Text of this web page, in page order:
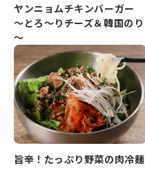
ヤンニョムチキンバーガー
～とろ～りチーズ＆韓国のり
～
旨辛！たっぷり野菜の肉冷麺